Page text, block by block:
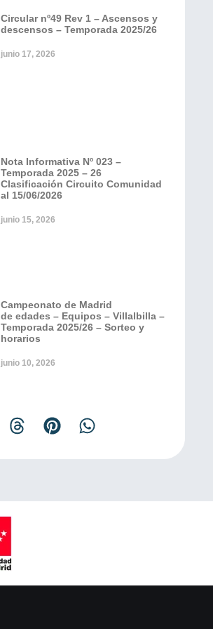
Circular nº49 Rev 1 – Ascensos y
descensos – Temporada 2025/26
junio 17, 2026
Nota Informativa Nº 023 –
Temporada 2025 – 26
Clasificación Circuito Comunidad
al 15/06/2026
junio 15, 2026
Campeonato de Madrid
de edades – Equipos – Villalbilla –
Temporada 2025/26 – Sorteo y
horarios
junio 10, 2026